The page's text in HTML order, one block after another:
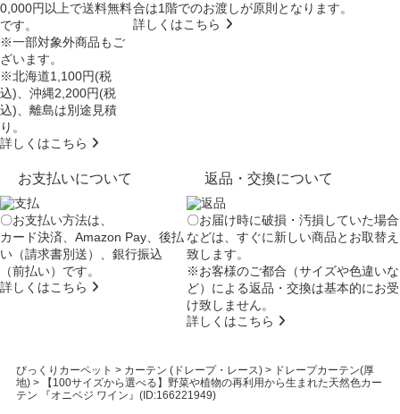
0,000円以上で送料無料
です。
※一部対象外商品もご
ざいます。
※北海道1,100円(税
込)、沖縄2,200円(税
込)、離島は別途見積
り。
詳しくはこちら
合は1階でのお渡しが原則となります。
詳しくはこちら
お支払いについて
〇お支払い方法は、
カード決済、Amazon Pay、後払
い（請求書別送）、銀行振込
（前払い）です。
詳しくはこちら
返品・交換について
〇お届け時に破損・汚損していた場合
などは、すぐに新しい商品とお取替え
致します。
※お客様のご都合（サイズや色違いな
ど）による返品・交換は基本的にお受
け致しません。
詳しくはこちら
びっくりカーペット > カーテン (ドレープ・レース)> ドレープカーテン(厚
地)>
【100サイズから選べる】野菜や植物の再利用から生まれた天然色カー
テン 『オニベジ ワイン』(ID:166221949)